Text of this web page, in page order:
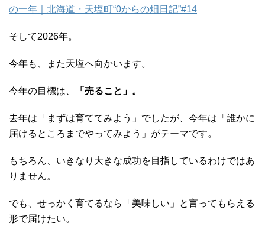
の一年｜北海道・天塩町“0からの畑日記”#14
そして2026年。
今年も、また天塩へ向かいます。
今年の目標は、 「売ること」。
去年は「まずは育ててみよう」でしたが、今年は「誰かに
届けるところまでやってみよう」がテーマです。
もちろん、いきなり大きな成功を目指しているわけではあ
りません。
でも、せっかく育てるなら「美味しい」と言ってもらえる
形で届けたい。